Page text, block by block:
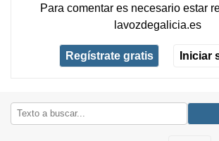
Para comentar es necesario estar
lavozdegalicia.es
Regístrate gratis Iniciar